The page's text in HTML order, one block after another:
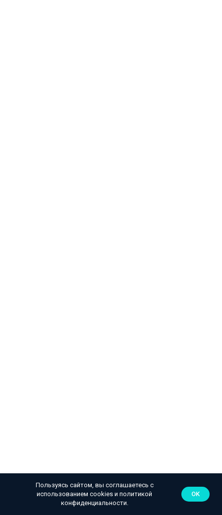
Пользуясь сайтом, вы соглашаетесь с
использованием cookies и политикой
конфиденциальности.
OK